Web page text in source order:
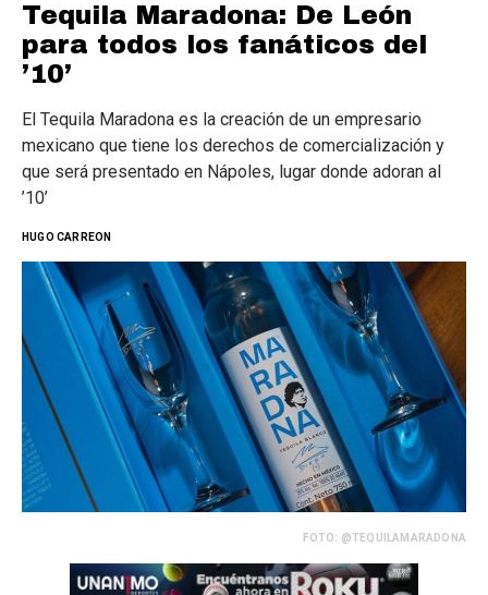
Tequila Maradona: De León
para todos los fanáticos del
’10’
El Tequila Maradona es la creación de un empresario
mexicano que tiene los derechos de comercialización y
que será presentado en Nápoles, lugar donde adoran al
’10’
HUGO CARREON
FOTO: @TEQUILAMARADONA